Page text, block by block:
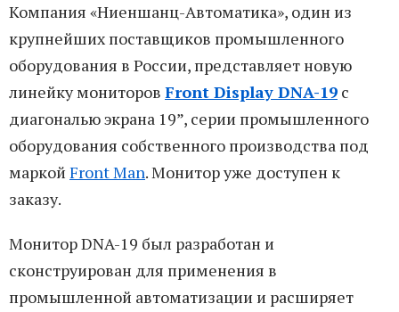
Компания «Ниеншанц-Автоматика», один из
крупнейших поставщиков промышленного
оборудования в России, представляет новую
линейку мониторов Front Display DNA-19 с
диагональю экрана 19”, серии промышленного
оборудования собственного производства под
маркой Front Man. Монитор уже доступен к
заказу.
Монитор DNA-19 был разработан и
сконструирован для применения в
промышленной автоматизации и расширяет